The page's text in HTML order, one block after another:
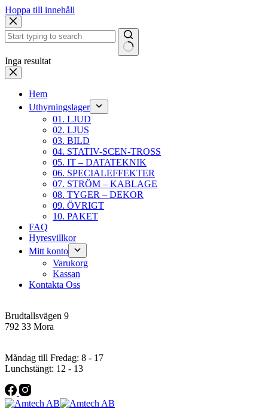
Hoppa till innehåll
Inga resultat
Hem
Uthyrningslager
01. LJUD
02. LJUS
03. BILD
04. STATIV-SCEN-TROSS
05. IT – DATATEKNIK
06. SPECIALEFFEKTER
07. STRÖM – KABLAGE
08. TYGER – DEKOR
09. ÖVRIGT
10. PAKET
FAQ
Hyresvillkor
Mitt konto
Varukorg
Kassan
Kontakta Oss
Brudtallsvägen 9
792 33 Mora
Måndag till Fredag: 8 - 17
Lunchstängt: 12 - 13